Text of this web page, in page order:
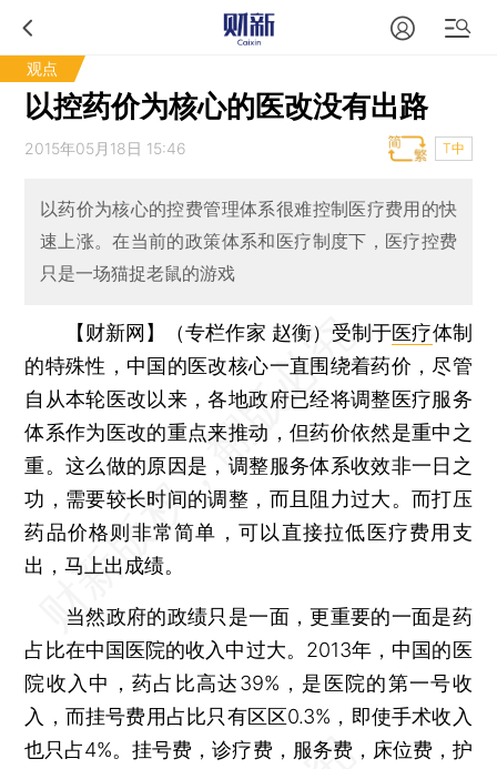
观点
以控药价为核心的医改没有出路
2015年05月18日 15:46 T中
以药价为核心的控费管理体系很难控制医疗费用的快
速上涨。在当前的政策体系和医疗制度下，医疗控费
只是一场猫捉老鼠的游戏
【财新网】（专栏作家 赵衡） 受制于医疗体制
的特殊性，中国的医改核心一直围绕着药价，尽管
自从本轮医改以来，各地政府已经将调整医疗服务
体系作为医改的重点来推动，但药价依然是重中之
重。这么做的原因是，调整服务体系收效非一日之
功，需要较长时间的调整，而且阻力过大。而打压
药品价格则非常简单，可以直接拉低医疗费用支
出，马上出成绩。
当然政府的政绩只是一面，更重要的一面是药
占比在中国医院的收入中过大。2013年，中国的医
院收入中，药占比高达39%，是医院的第一号收
入，而挂号费用占比只有区区0.3%，即使手术收入
也只占4%。挂号费，诊疗费，服务费，床位费，护